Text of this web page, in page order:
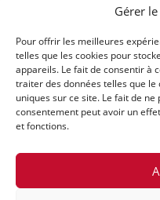
Gérer
Pour offrir les meilleures
telles que les cookies pour
appareils. Le fait de consentir à
traiter des données telles que
uniques sur ce site. Le fait de
consentement peut avoir un
et fonctions.
Trouver nos produits
Politique de frais d'envoi
Termes et conditions
Politique de remboursement